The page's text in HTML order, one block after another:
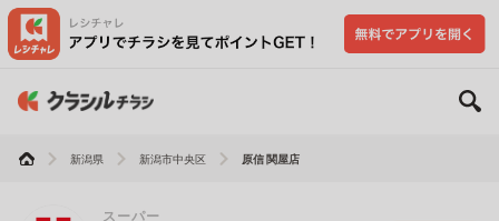
新潟県 新潟市中央区 原信 関屋店
スーパー